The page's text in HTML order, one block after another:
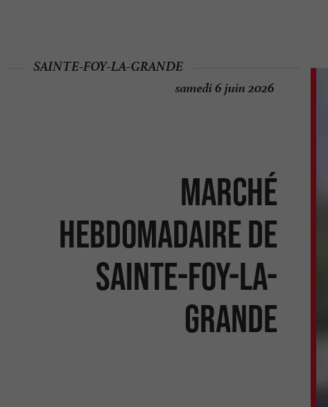
Marché
hebdomadaire de
Sainte-Foy-La-
Grande
SAINTE-FOY-LA-GRANDE
samedi 6 juin 2026